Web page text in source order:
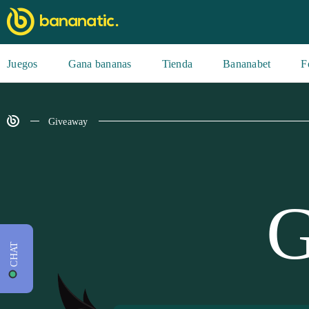
Juegos Gana bananas Tienda Bananabet
Giveaway
CHAT